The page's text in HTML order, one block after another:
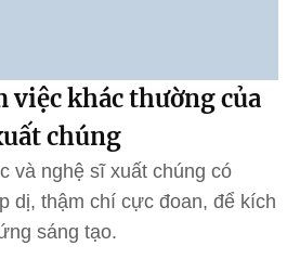
việc khác thường của
chúng
và nghệ sĩ xuất chúng có
dị, thậm chí cực đoan, để kích
sáng tạo.